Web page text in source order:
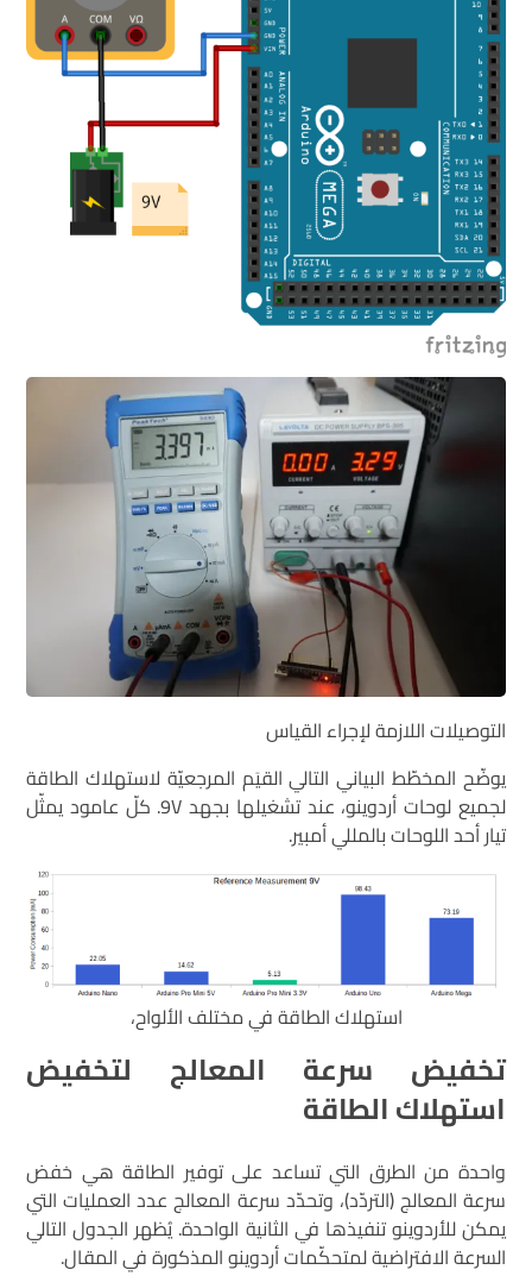
التوصيلات اللازمة لإجراء القياس
يوضّح المخطّط البياني التالي القيَم المرجعيّة لاستهلاك الطاقة
لجميع لوحات أردوينو، عند تشغيلها بجهد 9V. كلّ عامود يمثّل
تيار أحد اللوحات بالمللي أمبير.
استهلاك الطاقة في مختلف الألواح،
تخفيض سرعة المعالج لتخفيض
استهلاك الطاقة
واحدة من الطرق التي تساعد على توفير الطاقة هي خفض
سرعة المعالج (التردّد)، وتحدّد سرعة المعالج عدد العمليات التي
يمكن للأردوينو تنفيذها في الثانية الواحدة. يُظهر الجدول التالي
السرعة الافتراضية لمتحكّمات أردوينو المذكورة في المقال.